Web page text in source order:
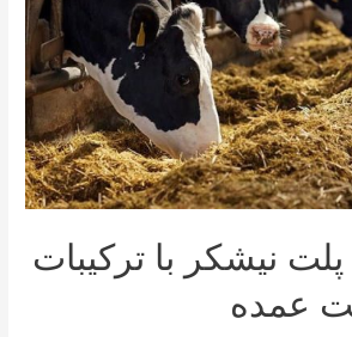
نیشکر با ترکیبات
عمده